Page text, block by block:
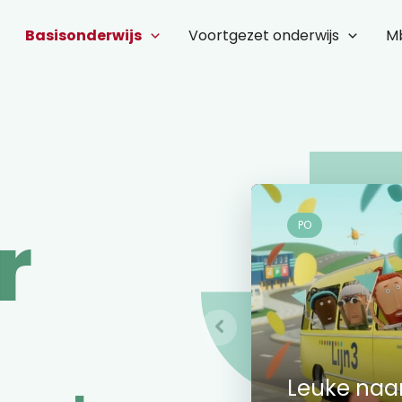
Basisonderwijs Voortgezet onderwijs
PO
Leuke
PO
Beeld &
slaan
PO